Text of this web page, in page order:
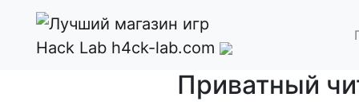
Hack Lab h4ck-lab.com
Приватный